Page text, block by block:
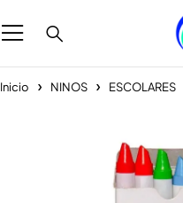
Inicio NINOS ESCOLARES